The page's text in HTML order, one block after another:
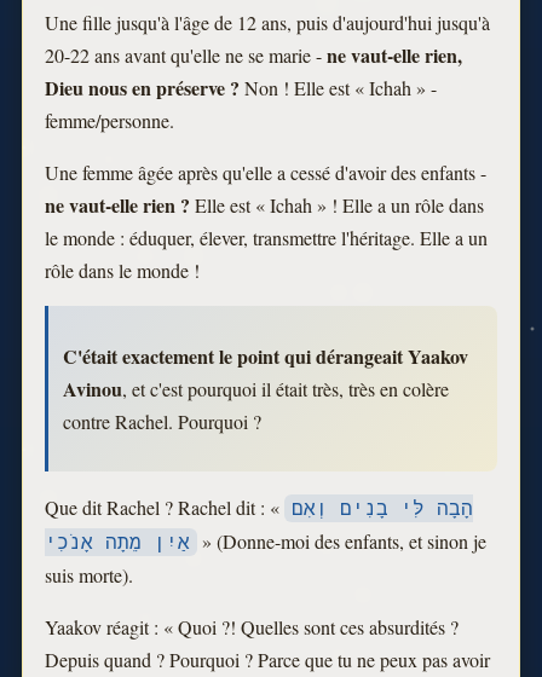
Une fille jusqu'à l'âge de 12 ans, puis d'aujourd'hui jusqu'à
20-22 ans avant qu'elle ne se marie -ne vaut-elle rien,
Dieu nous en préserve ? Non ! Elle est « Ichah » -
femme/personne.
Une femme âgée après qu'elle a cessé d'avoir des enfants -
ne vaut-elle rien ? Elle est « Ichah » ! Elle a un rôle dans
le monde : éduquer, élever, transmettre l'héritage. Elle a un
rôle dans le monde !
C'était exactement le point qui dérangeait Yaakov
Avinou, et c'est pourquoi il était très, très en colère
contre Rachel. Pourquoi ?
Que dit Rachel ? Rachel dit : « הָבָה לִּי בָנִים וְאִם
אַיִן מֵתָה אָנֹכִי » (Donne-moi des enfants, et sinon je
suis morte).
Yaakov réagit : « Quoi ?! Quelles sont ces absurdités ?
Depuis quand ? Pourquoi ? Parce que tu ne peux pas avoir